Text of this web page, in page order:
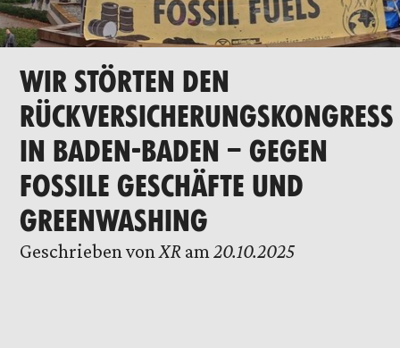
WIR STÖRTEN DEN
RÜCKVERSICHERUNGSKONGRESS
IN BADEN-BADEN – GEGEN
FOSSILE GESCHÄFTE UND
GREENWASHING
Geschrieben von XR am 20.10.2025